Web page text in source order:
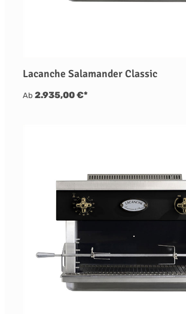
Lacanche Salamander Classic
Ab 2.935,00 €*